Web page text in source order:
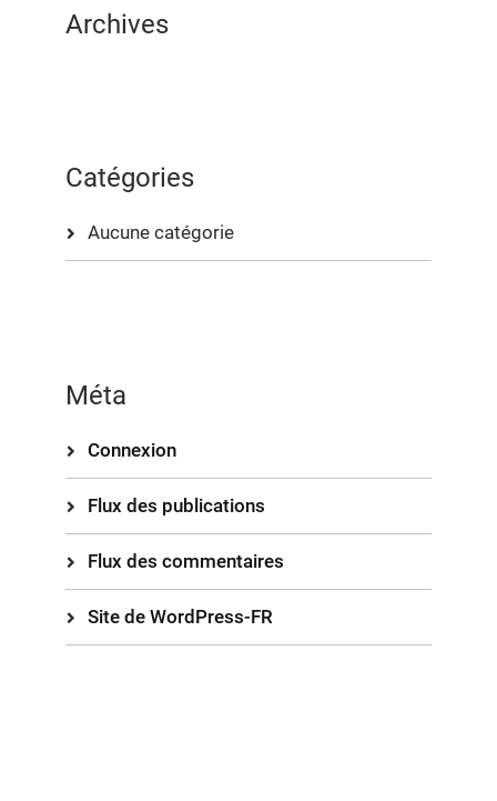
Archives
Catégories
Aucune catégorie
Méta
Connexion
Flux des publications
Flux des commentaires
Site de WordPress-FR